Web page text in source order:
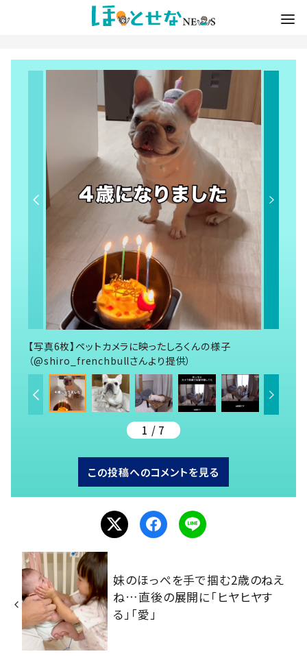
【写真6枚】ペットカメラに映ったしろくんの様子
（@shiro_frenchbullさんより提供）
1 / 7
この投稿へのコメントを見る
妹のほっぺを手で掴む2歳のねえ
ね…直後の展開に「ヒヤヒヤす
る」「愛」